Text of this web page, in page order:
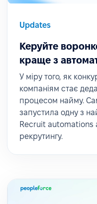
Updates
Керуйте
краще з
У міру того, як
компаніям стає
процесом найму.
запустила одну з
Recruit automations
рекрутингу.